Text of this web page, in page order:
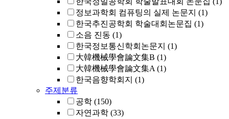
정보과학회 컴퓨팅의 실제 논문지 (1)
한국추진공학회 학술대회논문집 (1)
소음 진동 (1)
한국정보통신학회논문지 (1)
大韓機械學會論文集B (1)
大韓機械學會論文集A (1)
한국음향학회지 (1)
주제분류
공학 (150)
자연과학 (33)